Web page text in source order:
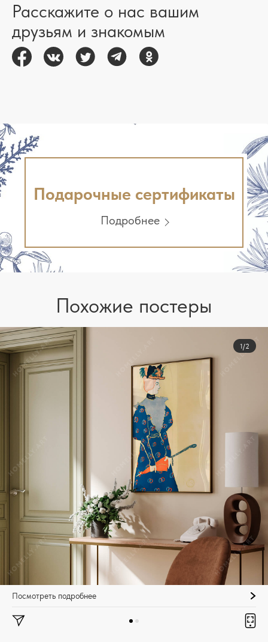
Расскажите о нас вашим
друзьям и знакомым
Подарочные сертификаты
Подробнее
Похожие постеры
1/2
Посмотреть подробнее